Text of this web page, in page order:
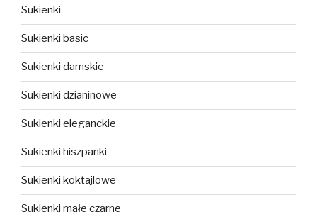
Sukienki
Sukienki basic
Sukienki damskie
Sukienki dzianinowe
Sukienki eleganckie
Sukienki hiszpanki
Sukienki koktajlowe
Sukienki małe czarne